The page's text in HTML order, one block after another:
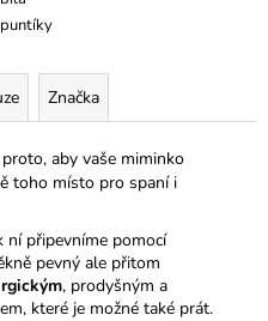
puntíky
Značka
aby vaše miminko
toho místo pro spaní i
připevníme pomocí
pevný ale přitom
, prodyšným a
které je možné také prát.